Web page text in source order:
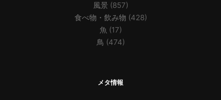
風景(857)
食べ物・飲み物 (428)
魚 (17)
鳥 (474)
メタ情報